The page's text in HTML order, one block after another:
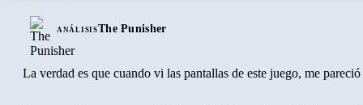
ANÁLISISThe Punisher
La verdad es que cuando vi las pantallas de este juego, me